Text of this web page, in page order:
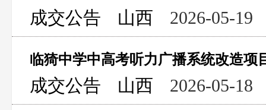
成交公告 山西 2026-05-19
临猗中学中高考听力广播系统改造项
成交公告 山西 2026-05-18